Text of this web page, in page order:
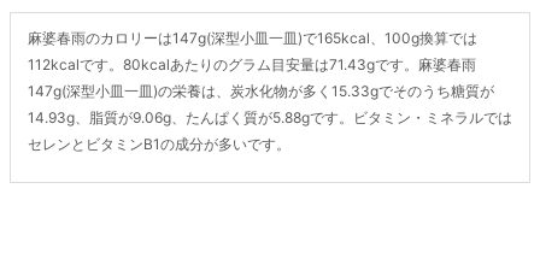
麻婆春雨のカロリーは147g(深型小皿一皿)で165kcal、100g換算では
112kcalです。80kcalあたりのグラム目安量は71.43gです。麻婆春雨
147g(深型小皿一皿)の栄養は、炭水化物が多く15.33gでそのうち糖質が
14.93g、脂質が9.06g、たんぱく質が5.88gです。ビタミン・ミネラルでは
セレンとビタミンB1の成分が多いです。